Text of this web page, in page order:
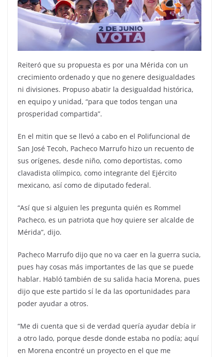
Reiteró que su propuesta es por una Mérida con un
crecimiento ordenado y que no genere desigualdades
ni divisiones. Propuso abatir la desigualdad histórica,
en equipo y unidad, “para que todos tengan una
prosperidad compartida”.
En el mitin que se llevó a cabo en el Polifuncional de
San José Tecoh, Pacheco Marrufo hizo un recuento de
sus orígenes, desde niño, como deportistas, como
clavadista olímpico, como integrante del Ejército
mexicano, así como de diputado federal.
“Así que si alguien les pregunta quién es Rommel
Pacheco, es un patriota que hoy quiere ser alcalde de
Mérida”, dijo.
Pacheco Marrufo dijo que no va caer en la guerra sucia,
pues hay cosas más importantes de las que se puede
hablar. Habló también de su salida hacia Morena, pues
dijo que este partido sí le da las oportunidades para
poder ayudar a otros.
“Me di cuenta que si de verdad quería ayudar debía ir
a otro lado, porque desde donde estaba no podía; aquí
en Morena encontré un proyecto en el que me